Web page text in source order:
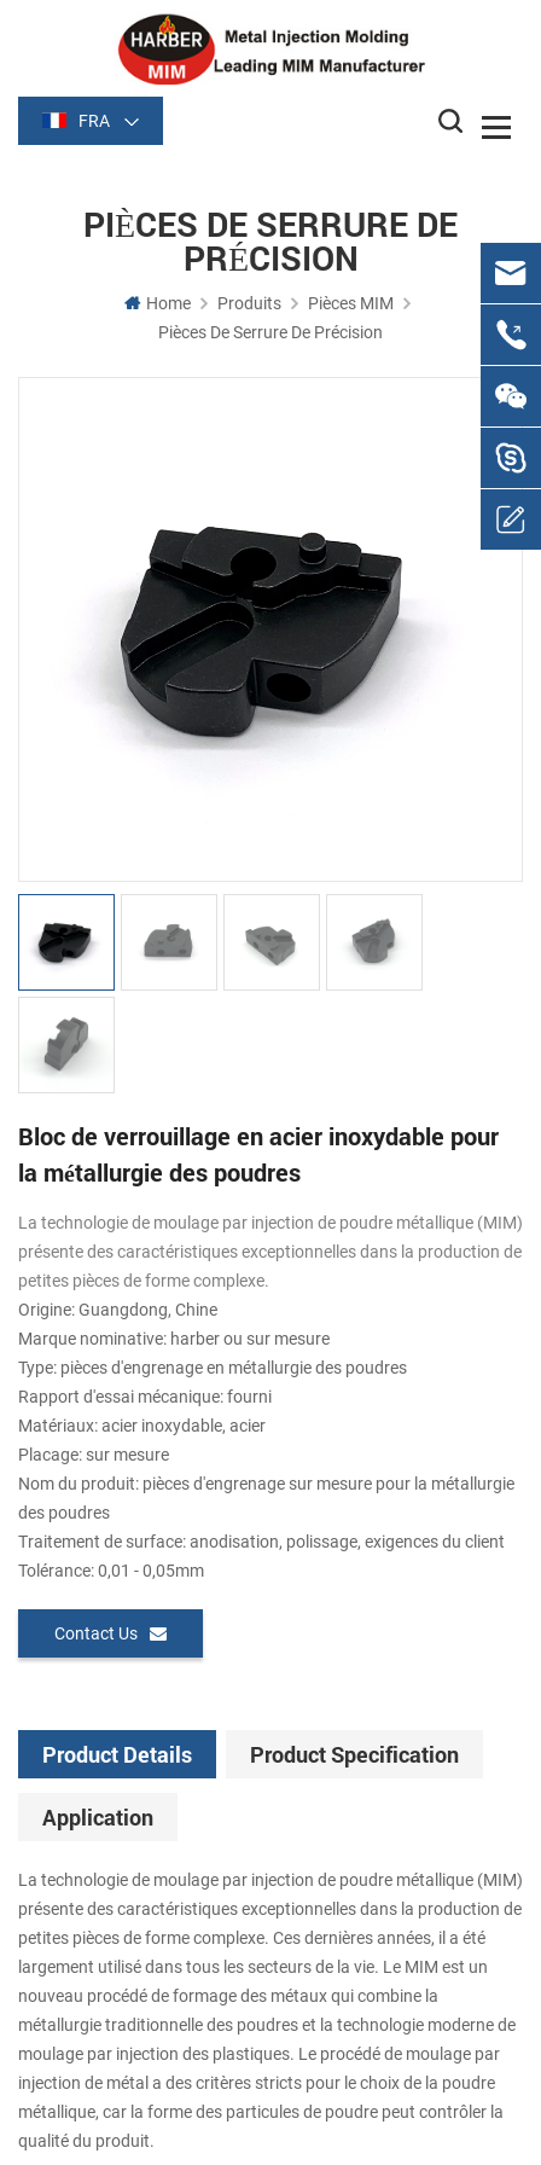
FRA
PIÈCES DE SERRURE DE
PRÉCISION
Home Produits
Pièces MIM
Pièces De Serrure De Précision
Bloc de verrouillage en acier inoxydable pour
la métallurgie des poudres
La technologie de moulage par injection de poudre métallique (MIM)
présente des caractéristiques exceptionnelles dans la production de
petites pièces de forme complexe.
Origine: Guangdong, Chine
Marque nominative: harber ou sur mesure
Type: pièces d'engrenage en métallurgie des poudres
Rapport d'essai mécanique: fourni
Matériaux: acier inoxydable, acier
Placage: sur mesure
Nom du produit: pièces d'engrenage sur mesure pour la métallurgie
des poudres
Traitement de surface: anodisation, polissage, exigences du client
Tolérance: 0,01 - 0,05mm
Contact Us
Product Details Product Specification
Application
La technologie de moulage par injection de poudre métallique (MIM)
présente des caractéristiques exceptionnelles dans la production de
petites pièces de forme complexe. Ces dernières années, il a été
largement utilisé dans tous les secteurs de la vie. Le MIM est un
nouveau procédé de formage des métaux qui combine la
métallurgie traditionnelle des poudres et la technologie moderne de
moulage par injection des plastiques. Le procédé de moulage par
injection de métal a des critères stricts pour le choix de la poudre
métallique, car la forme des particules de poudre peut contrôler la
qualité du produit.